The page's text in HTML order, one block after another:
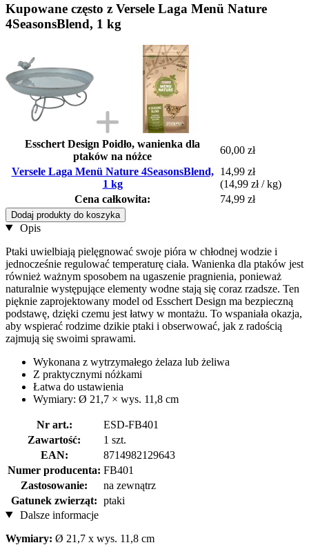
Kupowane często z Versele Laga Menü Nature
4SeasonsBlend, 1 kg
Esschert Design Poidło, wanienka dla
ptaków na nóżce
60,00 zł
Versele Laga Menü Nature 4SeasonsBlend,
1 kg
14,99 zł
(14,99 zł / kg)
Cena całkowita:
74,99 zł
Dodaj produkty do koszyka
Opis
Ptaki uwielbiają pielęgnować swoje pióra w chłodnej wodzie i
jednocześnie regulować temperaturę ciała. Wanienka dla ptaków jest
również ważnym sposobem na ugaszenie pragnienia, ponieważ
naturalnie występujące elementy wodne stają się coraz rzadsze. Ten
pięknie zaprojektowany model od Esschert Design ma bezpieczną
podstawę, dzięki czemu jest łatwy w montażu. To wspaniała okazja,
aby wspierać rodzime dzikie ptaki i obserwować, jak z radością
zajmują się swoimi sprawami.
Wykonana z wytrzymałego żelaza lub żeliwa
Z praktycznymi nóżkami
Łatwa do ustawienia
Wymiary: Ø 21,7 × wys. 11,8 cm
Nr art.:
ESD-FB401
Zawartość:
1 szt.
EAN:
8714982129643
Numer producenta: FB401
Zastosowanie:
na zewnątrz
Gatunek zwierząt: ptaki
Dalsze informacje
Wymiary: Ø 21,7 x wys. 11,8 cm